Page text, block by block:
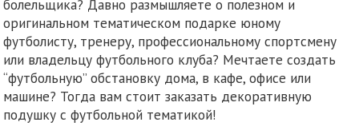
болельщика? Давно размышляете о полезном и
оригинальном тематическом подарке юному
футболисту, тренеру, профессиональному спортсмену
или владельцу футбольного клуба? Мечтаете создать
“футбольную” обстановку дома, в кафе, офисе или
машине? Тогда вам стоит заказать декоративную
подушку с футбольной тематикой!